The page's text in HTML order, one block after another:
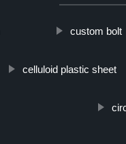
custom bolt
celluloid plastic sheet